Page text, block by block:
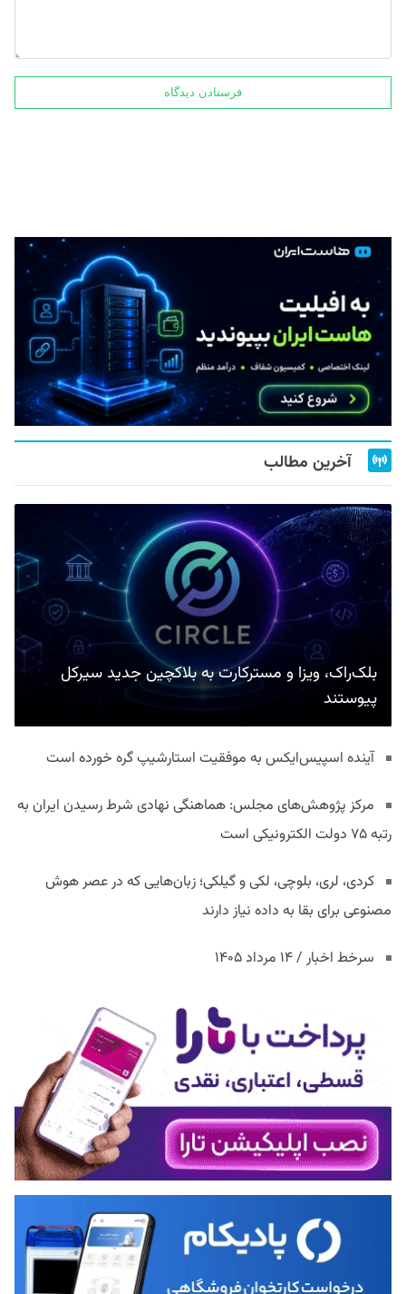
آخرین مطالب
بلک‌راک، ویزا و مسترکارت به بلاکچین جدید سیرکل
پیوستند
آینده اسپیس‌ایکس به موفقیت استارشیپ گره خورده است
مرکز پژوهش‌های مجلس: هماهنگی نهادی شرط رسیدن ایران به
رتبه ۷۵ دولت الکترونیکی است
کردی، لری، بلوچی، لکی و گیلکی؛ زبان‌هایی که در عصر هوش
مصنوعی برای بقا به داده نیاز دارند
سرخط اخبار / ۱۴ مرداد ۱۴۰۵